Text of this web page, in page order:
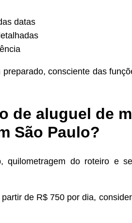
datas
consciente das
de aluguel de
São Paulo?
do roteiro e
de R$ 750 por dia,